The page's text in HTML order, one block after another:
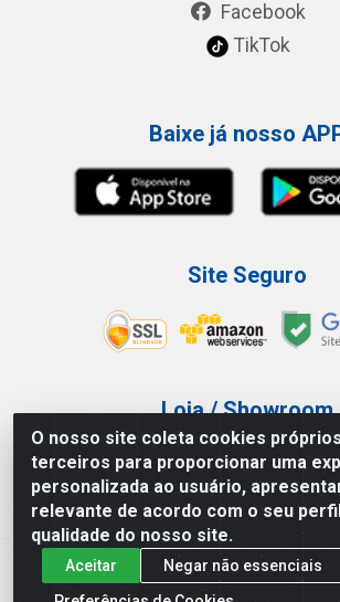
O nosso site coleta cookies
terceiros para proporcionar uma
personalizada ao usuário,
relevante de acordo com o seu
qualidade do nosso site.
Aceitar
Negar não essenciais
Facebook
TikTok
Baixe já nosso
Site Seguro
Loja / Showroom
Tel.: (11) 3227-0546
Av Vautier, 587/597 - Pari - São
Atef Distribuidora LTDA - Av. Vautier, 585/
Paulo/SP - CEP 03.032-000 - CNPJ